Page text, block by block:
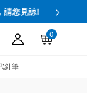
請您見諒!
0
針筆